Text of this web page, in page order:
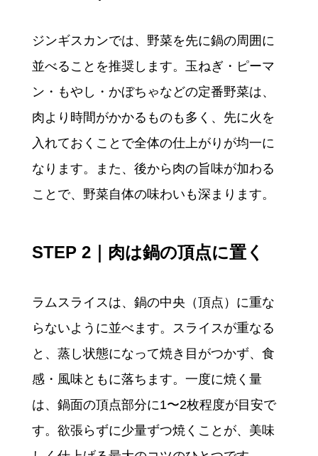
ジンギスカンでは、野菜を先に鍋の周囲に
並べることを推奨します。玉ねぎ・ピーマ
ン・もやし・かぼちゃなどの定番野菜は、
肉より時間がかかるものも多く、先に火を
入れておくことで全体の仕上がりが均一に
なります。また、後から肉の旨味が加わる
ことで、野菜自体の味わいも深まります。
STEP 2｜肉は鍋の頂点に置く
ラムスライスは、鍋の中央（頂点）に重な
らないように並べます。スライスが重なる
と、蒸し状態になって焼き目がつかず、食
感・風味ともに落ちます。一度に焼く量
は、鍋面の頂点部分に1〜2枚程度が目安で
す。欲張らずに少量ずつ焼くことが、美味